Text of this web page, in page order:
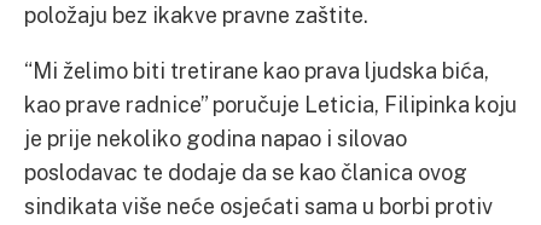
položaju bez ikakve pravne zaštite.
“Mi želimo biti tretirane kao prava ljudska bića,
kao prave radnice” poručuje Leticia, Filipinka koju
je prije nekoliko godina napao i silovao
poslodavac te dodaje da se kao članica ovog
sindikata više neće osjećati sama u borbi protiv